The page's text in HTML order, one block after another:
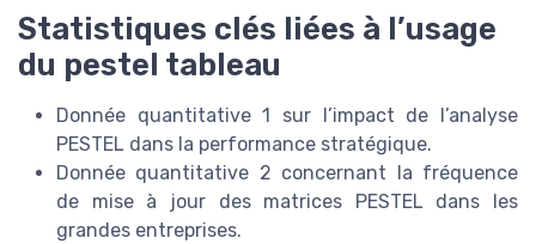
Statistiques clés liées à l’usage
du pestel tableau
Donnée quantitative 1 sur l’impact de l’analyse
PESTEL dans la performance stratégique.
Donnée quantitative 2 concernant la fréquence
de mise à jour des matrices PESTEL dans les
grandes entreprises.